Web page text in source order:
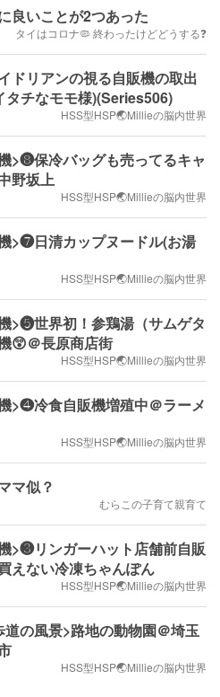
良いことが2つあった
タイはコロナ🦠 終わったけどどうする❓
ドリアンの視る自販機の取出
タチなモモ様)(Series506)
HSS型HSP🌏Millieの脳内世界
>❽保冷バッグも売ってるキャ
野坂上
HSS型HSP🌏Millieの脳内世界
>❼日清カップヌードル(お湯
HSS型HSP🌏Millieの脳内世界
>❺世界初！参鶏湯（サムゲタ
😲＠長原商店街
HSS型HSP🌏Millieの脳内世界
>❹冷食自販機増殖中＠ラーメ
HSS型HSP🌏Millieの脳内世界
マ似？
むらこの子育て親育て
>❸リンガーハット店舗前自販
えない冷凍ちゃんぽん
HSS型HSP🌏Millieの脳内世界
道の風景>路地の動物園＠埼玉
HSS型HSP🌏Millieの脳内世界